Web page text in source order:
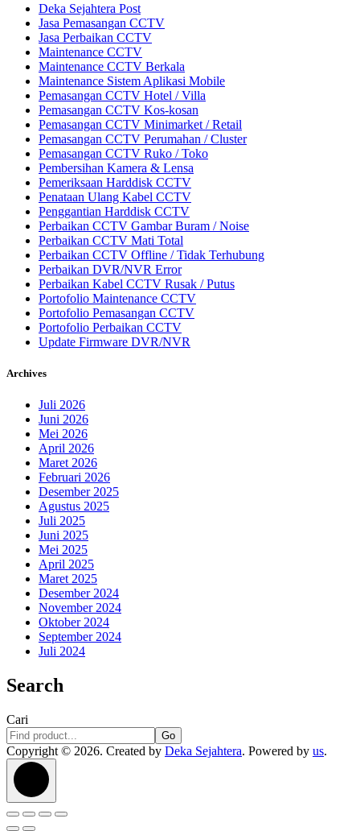
Deka Sejahtera Post
Jasa Pemasangan CCTV
Jasa Perbaikan CCTV
Maintenance CCTV
Maintenance CCTV Berkala
Maintenance Sistem Aplikasi Mobile
Pemasangan CCTV Hotel / Villa
Pemasangan CCTV Kos-kosan
Pemasangan CCTV Minimarket / Retail
Pemasangan CCTV Perumahan / Cluster
Pemasangan CCTV Ruko / Toko
Pembersihan Kamera & Lensa
Pemeriksaan Harddisk CCTV
Penataan Ulang Kabel CCTV
Penggantian Harddisk CCTV
Perbaikan CCTV Gambar Buram / Noise
Perbaikan CCTV Mati Total
Perbaikan CCTV Offline / Tidak Terhubung
Perbaikan DVR/NVR Error
Perbaikan Kabel CCTV Rusak / Putus
Portofolio Maintenance CCTV
Portofolio Pemasangan CCTV
Portofolio Perbaikan CCTV
Update Firmware DVR/NVR
Archives
Juli 2026
Juni 2026
Mei 2026
April 2026
Maret 2026
Februari 2026
Desember 2025
Agustus 2025
Juli 2025
Juni 2025
Mei 2025
April 2025
Maret 2025
Desember 2024
November 2024
Oktober 2024
September 2024
Juli 2024
Search
Cari
Go
Copyright © 2026. Created by Deka Sejahtera. Powered by us.